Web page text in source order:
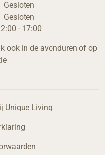
Gesloten
Gesloten
- 17:00
ook in de avonduren of op
Unique Living